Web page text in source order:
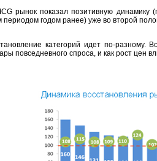
рынок показал позитивную
периодом годом ранее) уже во второй
категорий идет по-разному.
повседневного спроса, и как рост цен